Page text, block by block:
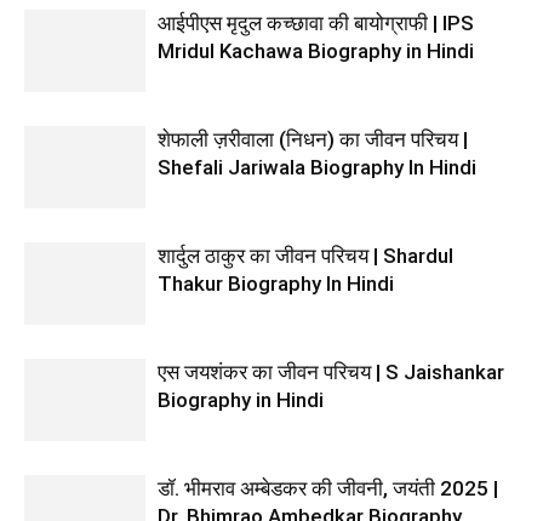
आईपीएस मृदुल कच्छावा की बायोग्राफी | IPS
Mridul Kachawa Biography in Hindi
शेफाली ज़रीवाला (निधन) का जीवन परिचय |
Shefali Jariwala Biography In Hindi
शार्दुल ठाकुर का जीवन परिचय | Shardul
Thakur Biography In Hindi
एस जयशंकर का जीवन परिचय | S Jaishankar
Biography in Hindi
डॉ. भीमराव अम्बेडकर की जीवनी, जयंती 2025 |
Dr. Bhimrao Ambedkar Biography,